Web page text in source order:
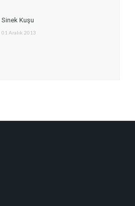
Sinek Kuşu
01 Aralık 2013